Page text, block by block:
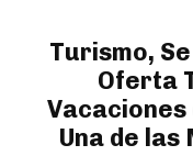
Turismo,
Oferta
Una de